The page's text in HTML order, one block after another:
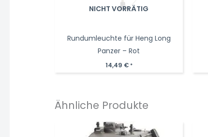
NICHT VORRÄTIG
Rundumleuchte für Heng Long
Panzer – Rot
14,49 € *
Ähnliche Produkte